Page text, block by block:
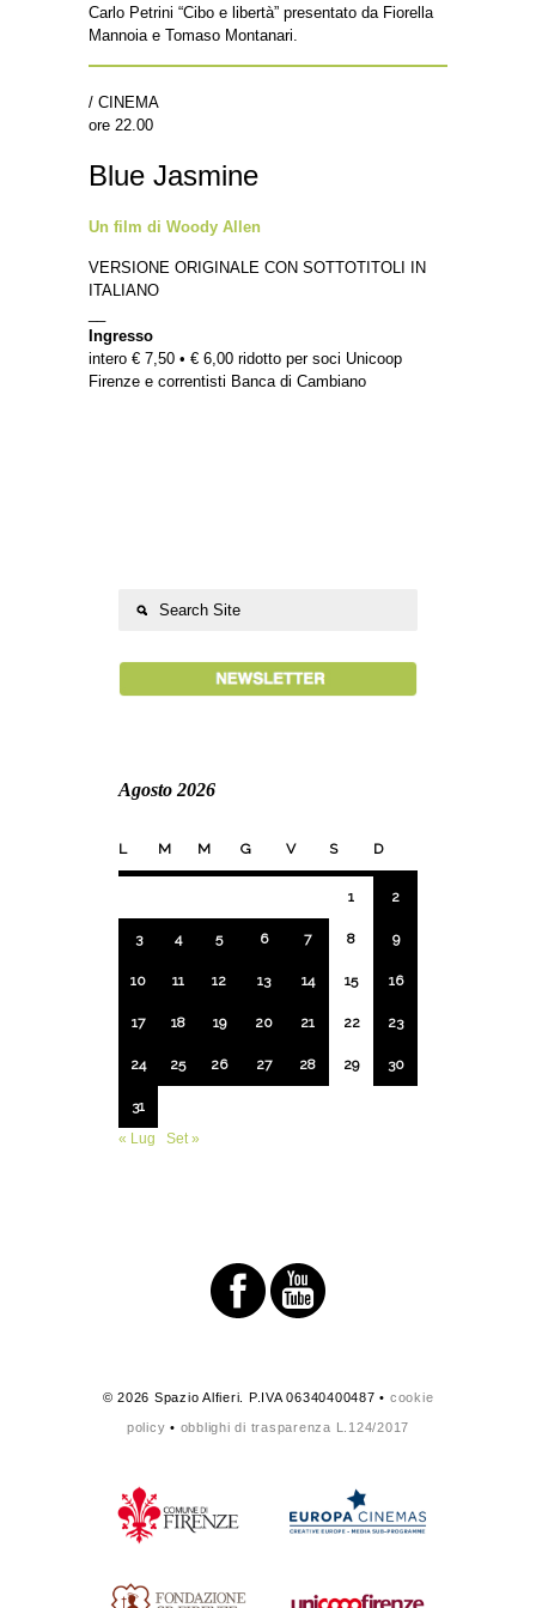
Carlo Petrini “Cibo e libertà” presentato da Fiorella
Mannoia e Tomaso Montanari.
/ CINEMA
ore 22.00
Blue Jasmine
Un film di Woody Allen
VERSIONE ORIGINALE CON SOTTOTITOLI IN
ITALIANO
Ingresso
intero € 7,50 • € 6,00 ridotto per soci Unicoop
Firenze e correntisti Banca di Cambiano
Agosto 2026
L M M G V S D
1 2
3 4 5 6 7 8 9
10 11 12 13 14 15 16
17 18 19 20 21 22 23
24 25 26 27 28 29 30
31
« Lug
Set »
© 2026 Spazio Alfieri. P.IVA 06340400487 • cookie
policy • obblighi di trasparenza L.124/2017